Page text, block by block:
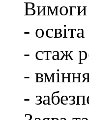
Вимоги
-
- стаж
-
-